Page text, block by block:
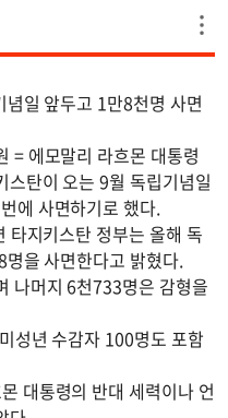
일 앞두고 1만8천명 사면
= 에모말리 라흐몬 대통령
탄이 오는 9월 독립기념일
에 사면하기로 했다.
타지키스탄 정부는 올해 독
을 사면한다고 밝혔다.
나머지 6천733명은 감형을
성년 수감자 100명도 포함
대통령의 반대 세력이나 언